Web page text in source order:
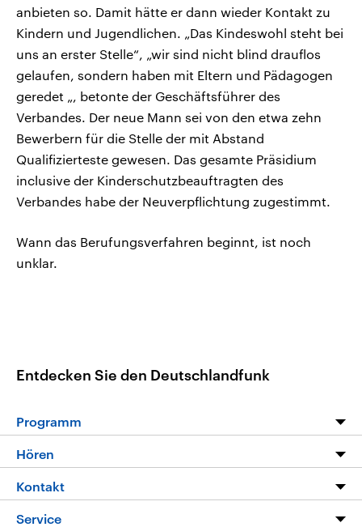
anbieten so. Damit hätte er dann wieder Kontakt zu
Kindern und Jugendlichen. „Das Kindeswohl steht bei
uns an erster Stelle“, „wir sind nicht blind drauflos
gelaufen, sondern haben mit Eltern und Pädagogen
geredet „, betonte der Geschäftsführer des
Verbandes. Der neue Mann sei von den etwa zehn
Bewerbern für die Stelle der mit Abstand
Qualifizierteste gewesen. Das gesamte Präsidium
inclusive der Kinderschutzbeauftragten des
Verbandes habe der Neuverpflichtung zugestimmt.
Wann das Berufungsverfahren beginnt, ist noch
unklar.
Entdecken Sie den Deutschlandfunk
Programm
Programm
Die Nachrichten
Hören
Livestream
Kontakt
Hörerservice
Service